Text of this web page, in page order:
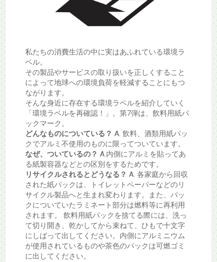
私たちの消費生活の中に実はあふれている環境ラ
ベル。
その製品やサービスの取り扱いを正しくすること
によって地球への環境負荷を軽減することにもつ
ながります。
そんな身近に存在する環境ラベルを紹介していく
「環境ラベルを再確認！」。第7弾は、飲料用紙パ
ックマーク。
どんなものについている？ A. 飲料、酒類用紙パッ
クでアルミ不使用のものに限ってついています。
なぜ、ついているの？ A.内側にアルミを貼ってあ
る紙製容器などとの区別をするためです。
リサイクルされるとどうなる？ A. 各家庭から回収
された紙パックは、トイレットペーパーなどのリ
サイクル製品へと生まれ変わります。また、パッ
クについていたラミネート部分は燃料等に再利用
されます。 飲料用紙パックを捨てる際には、洗っ
て切り開き、乾かしてから束ねて、ひもで十文字
にしばって出してください。内側にアルミニウム
が使用されているものや茶色のパックは可燃ゴミ
に出してください。